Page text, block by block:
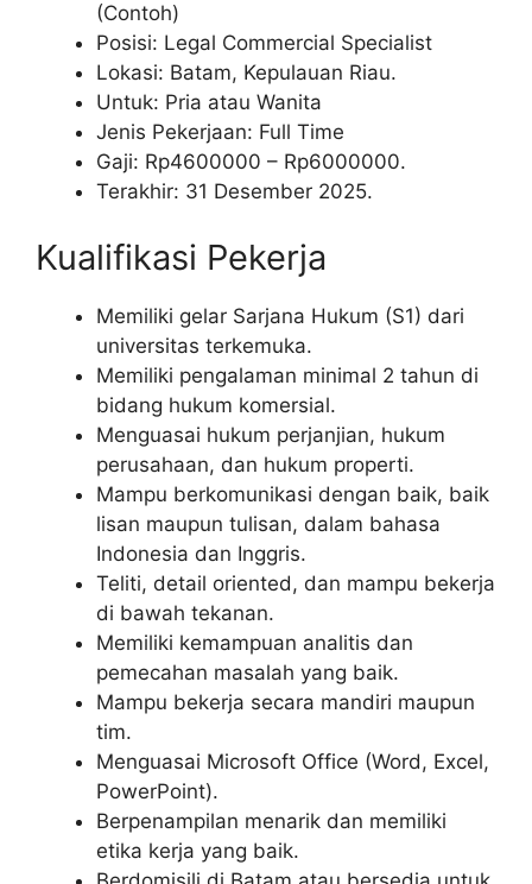
(Contoh)
Posisi: Legal Commercial Specialist
Lokasi: Batam, Kepulauan Riau.
Untuk: Pria atau Wanita
Jenis Pekerjaan: Full Time
Gaji: Rp4600000 – Rp6000000.
Terakhir: 31 Desember 2025.
Kualifikasi Pekerja
Memiliki gelar Sarjana Hukum (S1) dari
universitas terkemuka.
Memiliki pengalaman minimal 2 tahun di
bidang hukum komersial.
Menguasai hukum perjanjian, hukum
perusahaan, dan hukum properti.
Mampu berkomunikasi dengan baik, baik
lisan maupun tulisan, dalam bahasa
Indonesia dan Inggris.
Teliti, detail oriented, dan mampu bekerja
di bawah tekanan.
Memiliki kemampuan analitis dan
pemecahan masalah yang baik.
Mampu bekerja secara mandiri maupun
tim.
Menguasai Microsoft Office (Word, Excel,
PowerPoint).
Berpenampilan menarik dan memiliki
etika kerja yang baik.